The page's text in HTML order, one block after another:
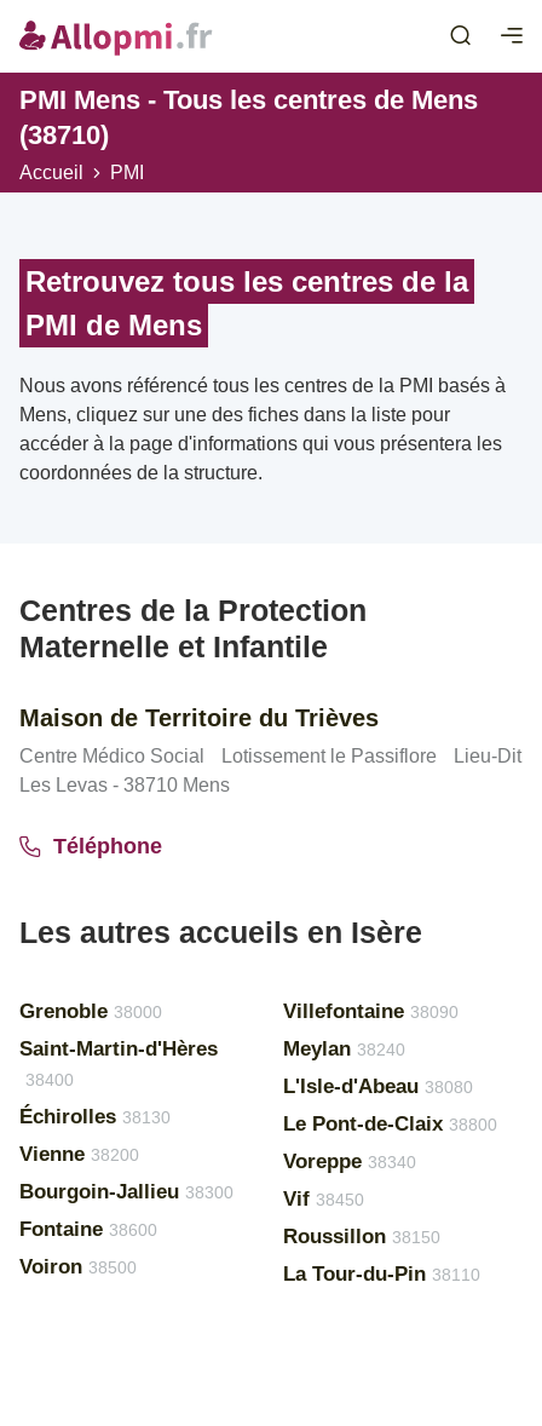
PMI Mens - Tous les centres de Mens
(38710)
Accueil PMI
Retrouvez tous les centres de la
PMI de Mens
Nous avons référencé tous les centres de la PMI basés à
Mens, cliquez sur une des fiches dans la liste pour
accéder à la page d'informations qui vous présentera les
coordonnées de la structure.
Centres de la Protection
Maternelle et Infantile
Maison de Territoire du Trièves
Centre Médico Social Lotissement le Passiflore Lieu-Dit
Les Levas - 38710 Mens
Téléphone
Les autres accueils en Isère
Grenoble 38000
Saint-Martin-d'Hères
38400
Échirolles 38130
Vienne 38200
Bourgoin-Jallieu 38300
Fontaine 38600
Voiron 38500
Villefontaine 38090
Meylan 38240
L'Isle-d'Abeau 38080
Le Pont-de-Claix 38800
Voreppe 38340
Vif 38450
Roussillon 38150
La Tour-du-Pin 38110